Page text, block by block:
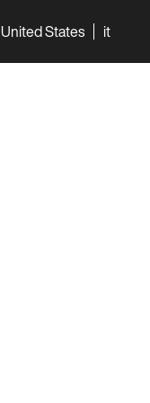
United States it